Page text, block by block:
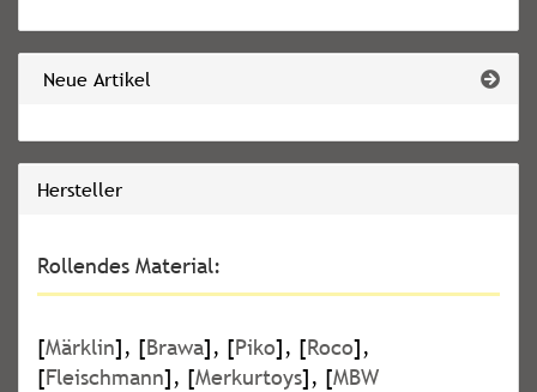
Neue Artikel
Hersteller
Rollendes Material:
[Märklin], [Brawa], [Piko], [Roco],
[Fleischmann], [Merkurtoys], [MBW